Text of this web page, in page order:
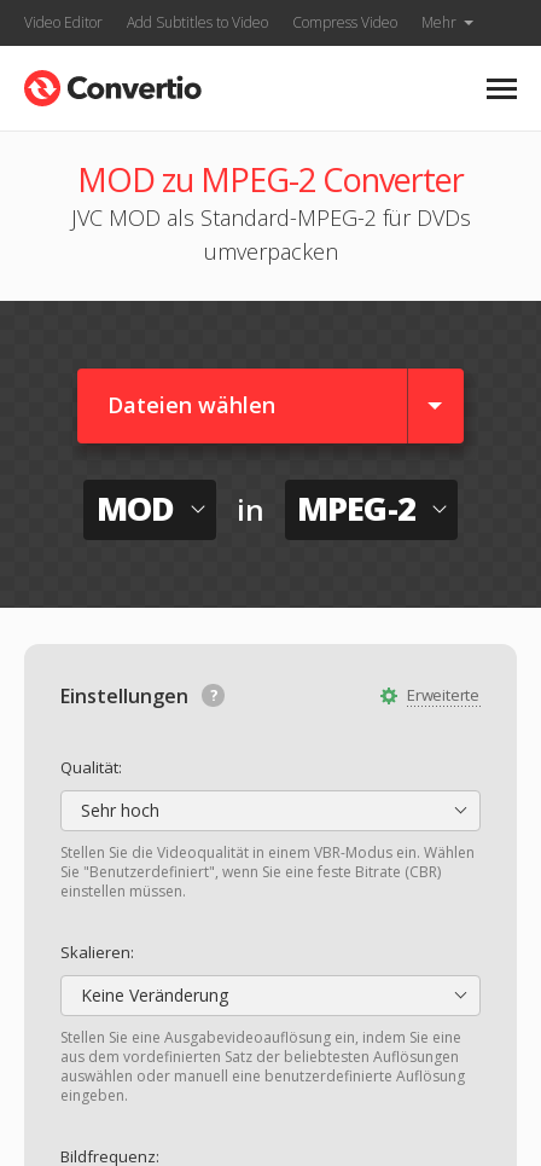
Video Editor Add Subtitles to Video Compress Video Mehr
MOD zu MPEG-2 Converter
JVC MOD als Standard-MPEG-2 für DVDs
umverpacken
Dateien wählen
MOD in MPEG-2
Erweiterte
Einstellungen
Qualität:
Sehr hoch
Stellen Sie die Videoqualität in einem VBR-Modus ein. Wählen
Sie "Benutzerdefiniert", wenn Sie eine feste Bitrate (CBR)
einstellen müssen.
Skalieren:
Keine Veränderung
Stellen Sie eine Ausgabevideoauflösung ein, indem Sie eine
aus dem vordefinierten Satz der beliebtesten Auflösungen
auswählen oder manuell eine benutzerdefinierte Auflösung
eingeben.
Bildfrequenz: